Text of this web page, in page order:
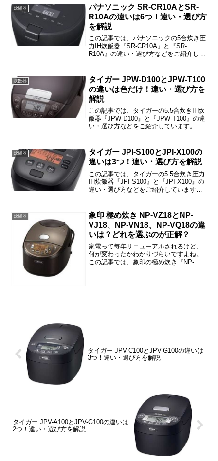
ム」「しゃもじ」の4つです。
炊飯器
パナソニック SR-CR10AとSR-
R10Aの違いは6つ！違い・選び方
を解説
この記事では、パナソニックの5合炊き圧
力IH炊飯器『SR-CR10A』と『SR-
R10A』の違い・選び方などをご紹介して
呼び出し」「液晶」「本体カラー」の6つ
です。
炊飯器
タイガー JPW-D100とJPW-T100
の違いは色だけ！違い・選び方を
解説
この記事では、タイガーの5.5合炊きIH炊
飯器『JPW-D100』と『JPW-T100』の違
い・選び方などをご紹介しています。
属品などはすべて同じです。
炊飯器
タイガー JPI-S100とJPI-X100の
違いは3つ！違い・選び方を解説
この記事では、タイガーの5.5合炊き圧力
IH炊飯器『JPI-S100』と『JPI-X100』の
違い・選び方などをご紹介しています。
の他は同じです。
炊飯器
象印 極め炊き NP-VZ18とNP-
VJ18、NP-VN18、NP-VQ18の違
いは？どれを選ぶのが正解？
家電って毎年リニューアルされるけど、
何が変わったかわかりづらいですよね。
この記事では、象印の極め炊き『NP-
タイガー JPV-C100とJPV-G100の違いは
3つ！違い・選び方を解説
タイガー JPV-A100とJPV-G100の違いは
2つ！違い・選び方を解説